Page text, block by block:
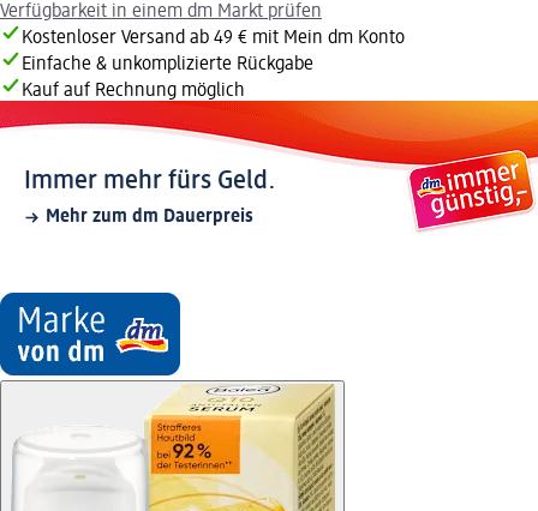
Verfügbarkeit in einem dm Markt prüfen
Kostenloser Versand ab 49 € mit Mein dm Konto
Einfache & unkomplizierte Rückgabe
Kauf auf Rechnung möglich
Immer mehr fürs Geld.
Mehr zum dm Dauerpreis